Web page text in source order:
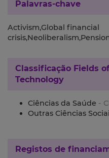
Palavras-chave
Activism,Global financial
Classificação Fields
Technology
Ciências da Saúde -
Outras Ciências
Registos de